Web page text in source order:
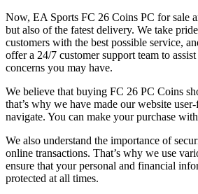
Now, EA Sports FC 26 Coins PC for sale
but also of the fatest delivery. We take
customers with the best possible service,
offer a 24/7 customer support team to
concerns you may have.
We believe that buying FC 26 PC Coins
that’s why we have made our website
navigate. You can make your purchase
We also understand the importance of
online transactions. That’s why we use
ensure that your personal and financial
protected at all times.